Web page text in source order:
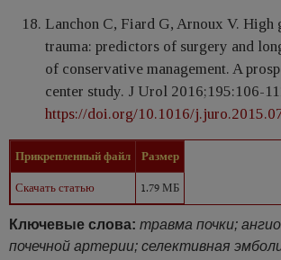
Lаnchon C, Fiаrd G, Arnоux V. High
trаuma: prеdictors of surgеry аnd
of consеrvative manаgеment. A
centеr study. J Urоl 2016;195:106-
https://doi.org/10.1016/
Прикрепленный файл
Размер
Скачать статью
1.79 МБ
Ключевые слова: травма почки;
почечной артерии; селективная